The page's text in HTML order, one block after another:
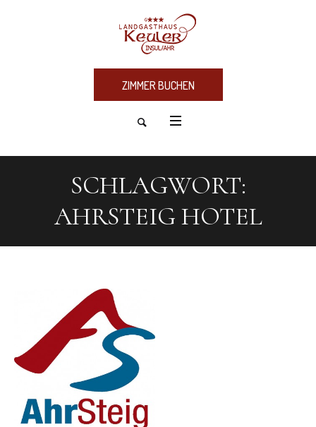
ZIMMER BUCHEN
SCHLAGWORT:
AHRSTEIG HOTEL